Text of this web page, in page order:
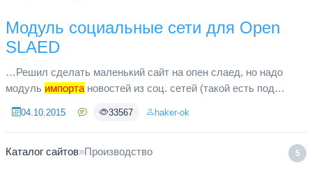
Модуль социальные сети для Open
SLAED
…Решил сделать маленький сайт на опен слаед, но надо
модуль импорта новостей из соц. сетей (такой есть под
пожалуйста.
04.10.2015 33567 haker-ok
5
Каталог сайтов»Производство